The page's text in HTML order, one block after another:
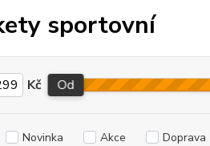
sportovní
Kč Od
Novinka Akce Doprava